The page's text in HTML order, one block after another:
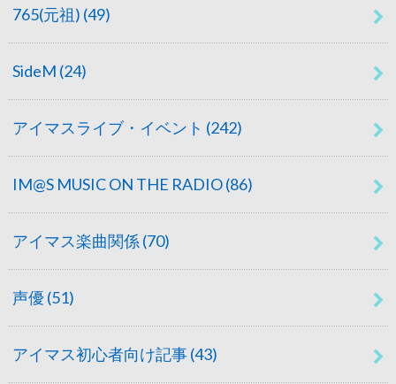
765(元祖) (49)
SideM (24)
アイマスライブ・イベント (242)
IM@S MUSIC ON THE RADIO(86)
アイマス楽曲関係 (70)
声優 (51)
アイマス初心者向け記事(43)